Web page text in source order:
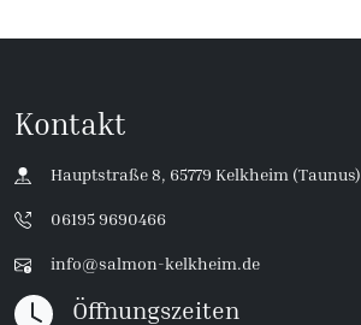
Kontakt
Hauptstraße 8, 65779 Kelkheim (Taunus)
06195 9690466
info@salmon-kelkheim.de
Öffnungszeiten